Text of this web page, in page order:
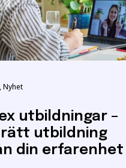
Nyhet
utbildningar –
utbildning
din erfarenhet
som